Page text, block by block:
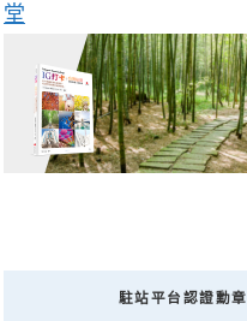
堂
駐站平台認證勳章